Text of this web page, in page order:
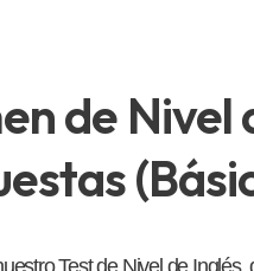
de Nivel
Test de Nivel de